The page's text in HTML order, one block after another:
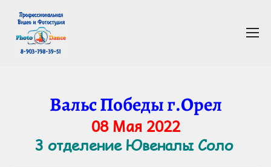
Вальс Победы г.Орел
08 Мая 2022
3 отделение Ювеналы Соло